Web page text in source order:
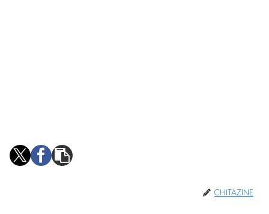
CHITAZINE